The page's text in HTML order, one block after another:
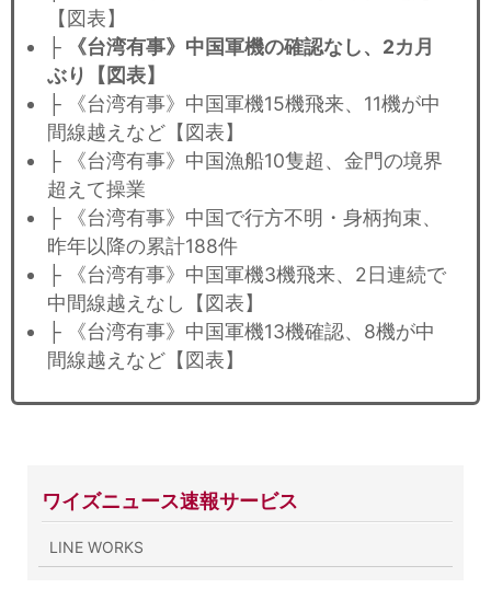
【図表】
├
《台湾有事》中国軍機の確認なし、2カ月
ぶり【図表】
├ 《台湾有事》中国軍機15機飛来、11機が中
間線越えなど【図表】
├ 《台湾有事》中国漁船10隻超、金門の境界
超えて操業
├ 《台湾有事》中国で行方不明・身柄拘束、
昨年以降の累計188件
├ 《台湾有事》中国軍機3機飛来、2日連続で
中間線越えなし【図表】
├ 《台湾有事》中国軍機13機確認、8機が中
間線越えなど【図表】
ワイズニュース速報サービス
LINE WORKS